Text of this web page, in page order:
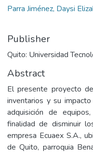
Parra Jiménez, Daysi
Publisher
Quito: Universidad
Abstract
El presente proyecto
inventarios y su
adquisición de
finalidad de disminuir
empresa Ecuaex S.A.,
de Quito, parroquia